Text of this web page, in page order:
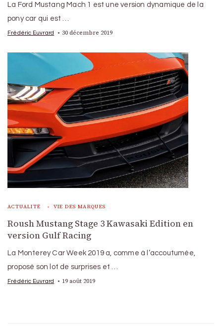
La Ford Mustang Mach 1 est une version dynamique de la
pony car qui est …
Frédéric Euvrard 30 décembre 2019
ACTUALITÉ VIE DES MARQUES
Roush Mustang Stage 3 Kawasaki Edition en
version Gulf Racing
La Monterey Car Week 2019 a, comme à l’accoutumée,
proposé son lot de surprises et …
Frédéric Euvrard 19 août 2019